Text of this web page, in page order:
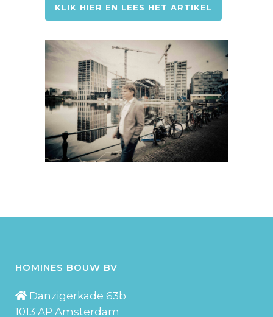
KLIK HIER EN LEES HET ARTIKEL
HOMINES BOUW BV
Danzigerkade 63b
1013 AP Amsterdam